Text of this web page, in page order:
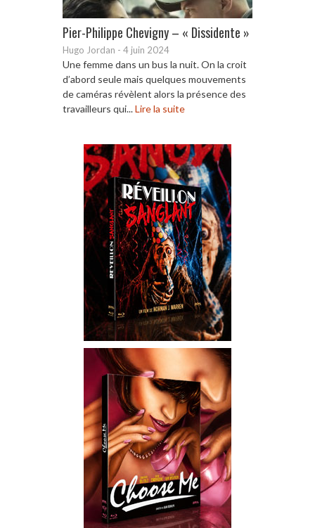
Pier-Philippe Chevigny – « Dissidente »
Hugo Jordan - 4 juin 2024
Une femme dans un bus la nuit. On la croit
d’abord seule mais quelques mouvements
de caméras révèlent alors la présence des
travailleurs qui...Lire la suite